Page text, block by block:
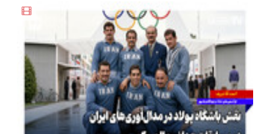
پرداخت
شیائومی با
تخفیف ویژه
🔥
انگار20سال
جوون شدی
🔥لینک
خرید